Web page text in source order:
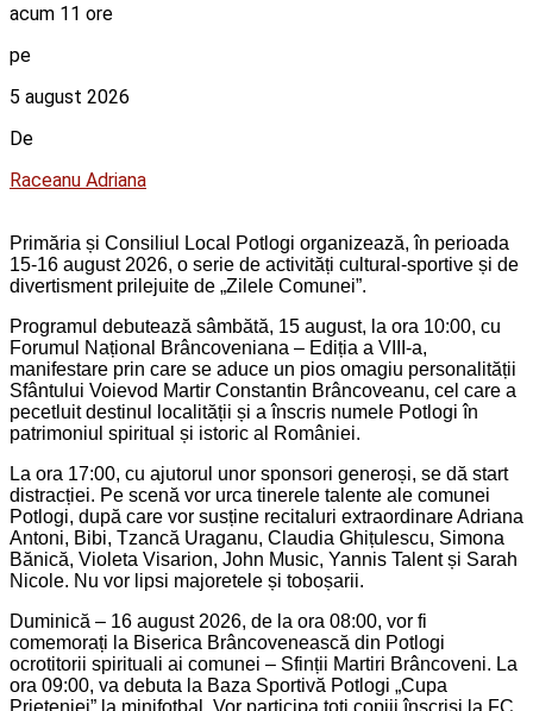
acum 11 ore
pe
5 august 2026
De
Raceanu Adriana
Primăria și Consiliul Local Potlogi organizează, în perioada
15-16 august 2026, o serie de activități cultural-sportive și de
divertisment prilejuite de „Zilele Comunei”.
Programul debutează sâmbătă, 15 august, la ora 10:00, cu
Forumul Național Brâncoveniana – Ediția a VIII-a,
manifestare prin care se aduce un pios omagiu personalității
Sfântului Voievod Martir Constantin Brâncoveanu, cel care a
pecetluit destinul localității și a înscris numele Potlogi în
patrimoniul spiritual și istoric al României.
La ora 17:00, cu ajutorul unor sponsori generoși, se dă start
distracției. Pe scenă vor urca tinerele talente ale comunei
Potlogi, după care vor susține recitaluri extraordinare Adriana
Antoni, Bibi, Tzancă Uraganu, Claudia Ghițulescu, Simona
Bănică, Violeta Visarion, John Music, Yannis Talent și Sarah
Nicole. Nu vor lipsi majoretele și toboșarii.
Duminică – 16 august 2026, de la ora 08:00, vor fi
comemorați la Biserica Brâncovenească din Potlogi
ocrotitorii spirituali ai comunei – Sfinții Martiri Brâncoveni. La
ora 09:00, va debuta la Baza Sportivă Potlogi „Cupa
Prieteniei” la minifotbal. Vor participa toți copiii înscriși la FC